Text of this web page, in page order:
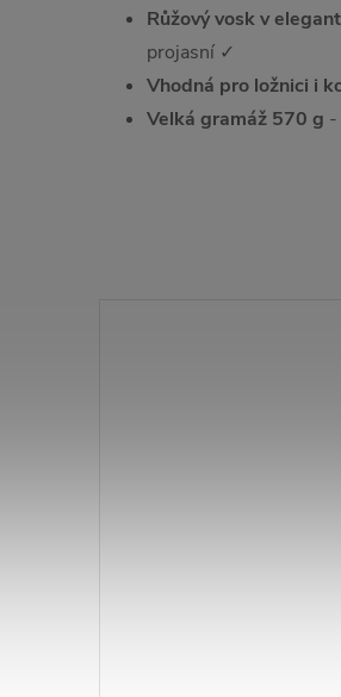
Růžový vosk v
projasní ✓
Vhodná pro ložnici i
Velká gramáž 570 g -